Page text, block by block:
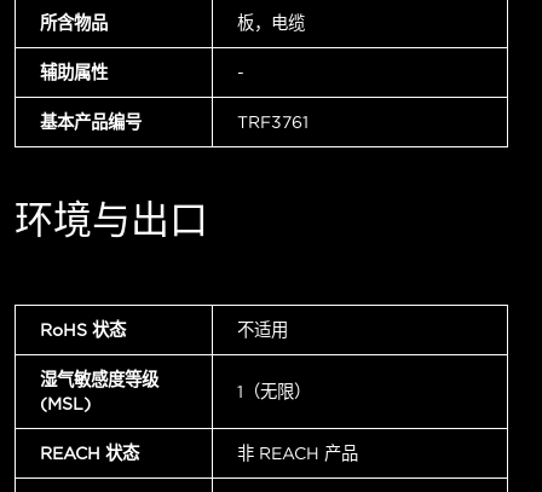
所含物品 板，电缆
辅助属性 -
基本产品编号 TRF3761
环境与出口
RoHS 状态 不适用
湿气敏感度等级
(MSL)
1（无限）
REACH 状态 非 REACH 产品